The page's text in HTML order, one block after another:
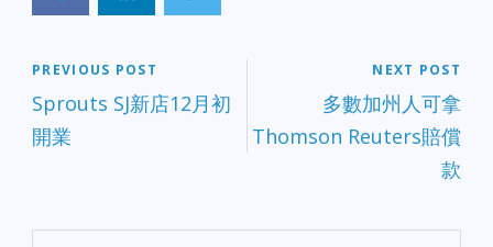
PREVIOUS POST
Sprouts SJ新店12月初
開業
NEXT POST
多數加州人可拿
Thomson Reuters賠償
款